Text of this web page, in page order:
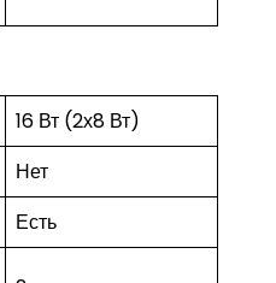
16 Вт (2х8 Вт)
Нет
Есть